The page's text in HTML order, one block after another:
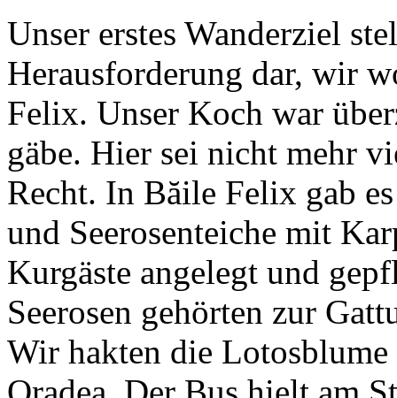
Unser erstes Wanderziel
Herausforderung dar, wir
Felix. Unser Koch war
gäbe. Hier sei nicht mehr
Recht. In Băile Felix gab
und Seerosenteiche mit
Kurgäste angelegt und
Seerosen gehörten zur
Wir hakten die